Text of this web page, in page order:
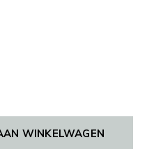
WINKELWAGEN